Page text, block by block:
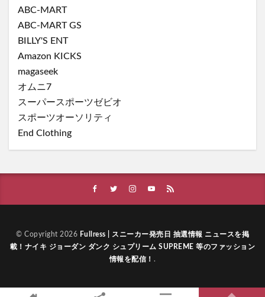
ABC-MART
ABC-MART GS
BILLY'S ENT
Amazon KICKS
magaseek
オムニ7
スーパースポーツゼビオ
スポーツオーソリティ
End Clothing
© Copyright 2026 Fullress | スニーカー発売日 抽選情報 ニュースを掲
載！ナイキ ジョーダン ダンク シュプリーム SUPREME 等のファッション
情報を配信！ .